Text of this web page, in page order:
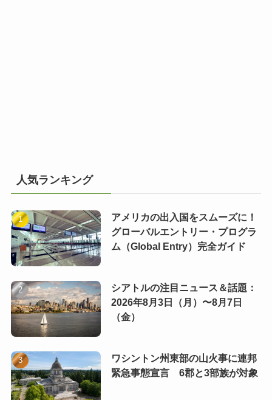
人気ランキング
アメリカの出入国をスムーズに！
グローバルエントリー・プログラ
ム（Global Entry）完全ガイド
シアトルの注目ニュース＆話題：
2026年8月3日（月）〜8月7日
（金）
ワシントン州東部の山火事に連邦
緊急事態宣言 6郡と3部族が対象